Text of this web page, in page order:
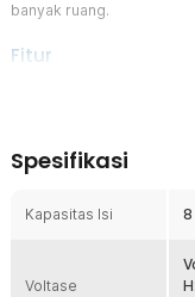
banyak ruang.
Fitur
Praktis untuk Ruang
saat tidak digunakan.
Angkat Noda Lebih
dan kotoran yang
kuat tak kalah dari
Spesifikasi
Kapasitas Isi 8
Voltase